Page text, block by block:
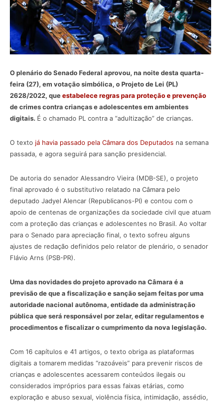
O plenário do Senado Federal aprovou, na noite desta quarta-
feira (27), em votação simbólica, o Projeto de Lei (PL)
2628/2022, queestabelece regras para proteção e prevenção
de crimes contra crianças e adolescentes em ambientes
digitais. É o chamado PL contra a “adultização” de crianças.
O texto já havia passado pela Câmara dos Deputados na semana
passada, e agora seguirá para sanção presidencial.
De autoria do senador Alessandro Vieira (MDB-SE), o projeto
final aprovado é o substitutivo relatado na Câmara pelo
deputado Jadyel Alencar (Republicanos-PI) e contou com o
apoio de centenas de organizações da sociedade civil que atuam
com a proteção das crianças e adolescentes no Brasil. Ao voltar
para o Senado para apreciação final, o texto sofreu alguns
ajustes de redação definidos pelo relator de plenário, o senador
Flávio Arns (PSB-PR).
Uma das novidades do projeto aprovado na Câmara é a
previsão de que a fiscalização e sanção sejam feitas por uma
autoridade nacional autônoma, entidade da administração
pública que será responsável por zelar, editar regulamentos e
procedimentos e fiscalizar o cumprimento da nova legislação.
Com 16 capítulos e 41 artigos, o texto obriga as plataformas
digitais a tomarem medidas “razoáveis” para prevenir riscos de
crianças e adolescentes acessarem conteúdos ilegais ou
considerados impróprios para essas faixas etárias, como
exploração e abuso sexual, violência física, intimidação, assédio,